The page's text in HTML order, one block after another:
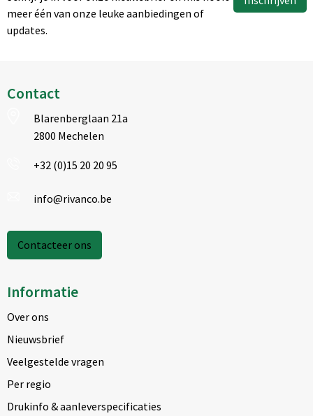
meer één van onze leuke aanbiedingen of
updates.
Contact
Blarenberglaan 21a
2800 Mechelen
+32 (0)15 20 20 95
info@rivanco.be
Contacteer ons
Informatie
Over ons
Nieuwsbrief
Veelgestelde vragen
Per regio
Drukinfo & aanleverspecificaties